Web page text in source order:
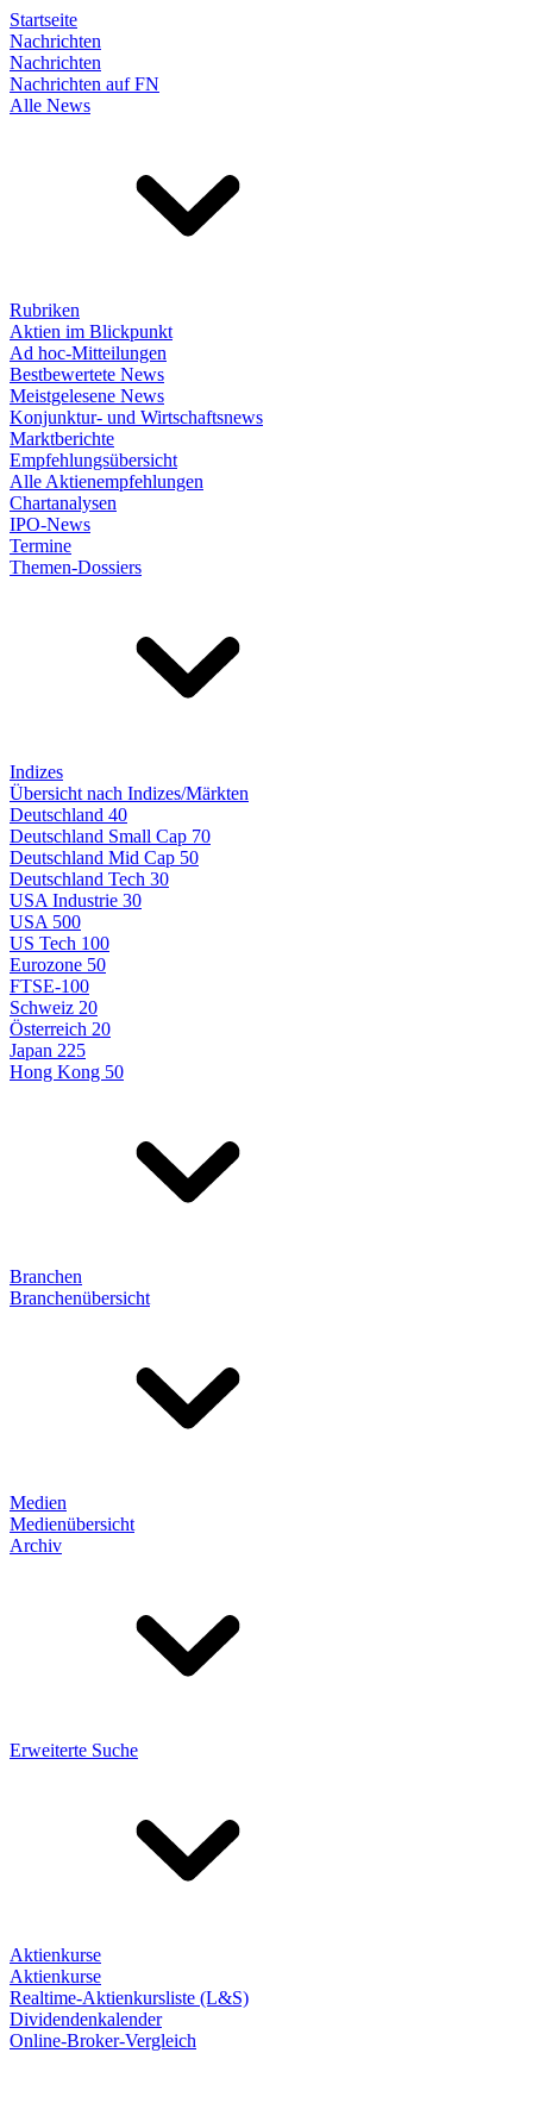
Startseite
Nachrichten
Nachrichten
Nachrichten auf FN
Alle News
Rubriken
Aktien im Blickpunkt
Ad hoc-Mitteilungen
Bestbewertete News
Meistgelesene News
Konjunktur- und Wirtschaftsnews
Marktberichte
Empfehlungsübersicht
Alle Aktienempfehlungen
Chartanalysen
IPO-News
Termine
Themen-Dossiers
Indizes
Übersicht nach Indizes/Märkten
Deutschland 40
Deutschland Small Cap 70
Deutschland Mid Cap 50
Deutschland Tech 30
USA Industrie 30
USA 500
US Tech 100
Eurozone 50
FTSE-100
Schweiz 20
Österreich 20
Japan 225
Hong Kong 50
Branchen
Branchenübersicht
Medien
Medienübersicht
Archiv
Erweiterte Suche
Aktienkurse
Aktienkurse
Realtime-Aktienkursliste (L&S)
Dividendenkalender
Online-Broker-Vergleich